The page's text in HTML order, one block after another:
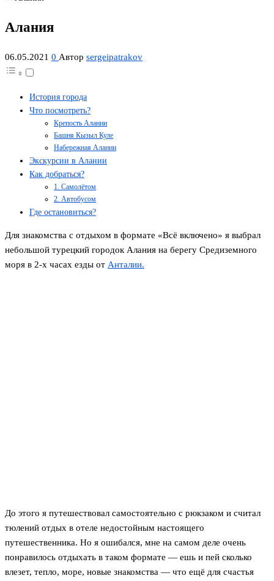
Алания
06.05.2021 0 Автор sergeipatrakov
История города
Что посмотреть?
Крепость Алании
Башня Кызыл Куле
Набережная Алании
Экскурсии в Алании
Как добраться?
1. Самолётом
2. Автобусом
Где остановиться?
Для знакомства с отдыхом в формате «Всё включено» я выбрал
небольшой турецкий городок Алания на берегу Средиземного
моря в 2-х часах езды от Анталии.
До этого я путешествовал самостоятельно с рюкзаком и считал
тюлений отдых в отеле недостойным настоящего
путешественника. Но я ошибался, мне на самом деле очень
понравилось отдыхать в таком формате — ешь и пей сколько
влезет, тепло, море, новые знакомства — что ещё для счастья